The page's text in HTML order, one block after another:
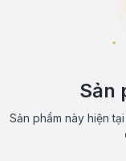
Sản
Sản phẩm này hiện